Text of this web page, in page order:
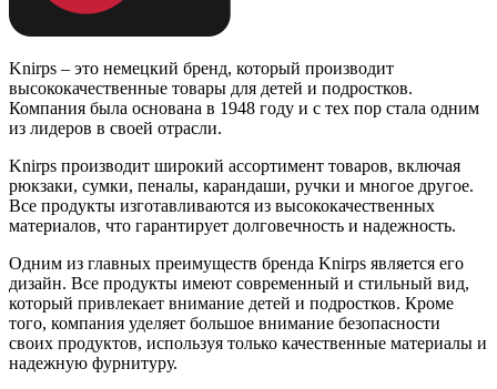
Knirps – это немецкий бренд, который производит
высококачественные товары для детей и подростков.
Компания была основана в 1948 году и с тех пор стала одним
из лидеров в своей отрасли.
Knirps производит широкий ассортимент товаров, включая
рюкзаки, сумки, пеналы, карандаши, ручки и многое другое.
Все продукты изготавливаются из высококачественных
материалов, что гарантирует долговечность и надежность.
Одним из главных преимуществ бренда Knirps является его
дизайн. Все продукты имеют современный и стильный вид,
который привлекает внимание детей и подростков. Кроме
того, компания уделяет большое внимание безопасности
своих продуктов, используя только качественные материалы и
надежную фурнитуру.